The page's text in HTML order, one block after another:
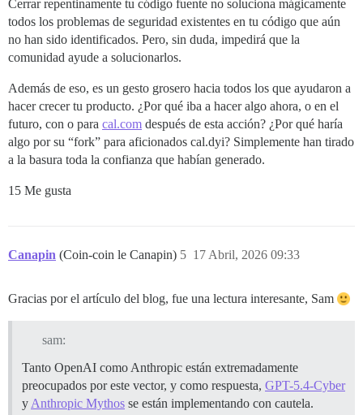
Cerrar repentinamente tu código fuente no soluciona mágicamente
todos los problemas de seguridad existentes en tu código que aún
no han sido identificados. Pero, sin duda, impedirá que la
comunidad ayude a solucionarlos.
Además de eso, es un gesto grosero hacia todos los que ayudaron a
hacer crecer tu producto. ¿Por qué iba a hacer algo ahora, o en el
futuro, con o para cal.com después de esta acción? ¿Por qué haría
algo por su “fork” para aficionados cal.dyi? Simplemente han tirado
a la basura toda la confianza que habían generado.
15 Me gusta
Canapin (Coin-coin le Canapin) 17 Abril, 2026 09:33
5
Gracias por el artículo del blog, fue una lectura interesante, Sam
sam:
Tanto OpenAI como Anthropic están extremadamente
preocupados por este vector, y como respuesta, GPT-5.4-Cyber
y Anthropic Mythos se están implementando con cautela.